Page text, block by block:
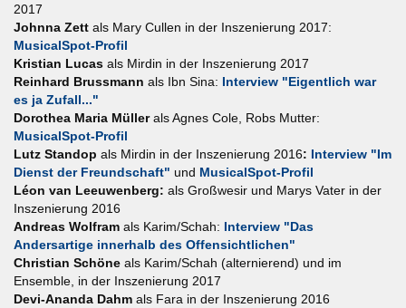
2017
Johnna Zett als Mary Cullen in der Inszenierung 2017:
MusicalSpot-Profil
Kristian Lucas als Mirdin in der Inszenierung 2017
Reinhard Brussmann als Ibn Sina: Interview "Eigentlich war
es ja Zufall..."
Dorothea Maria Müllerals Agnes Cole, Robs Mutter:
MusicalSpot-Profil
Lutz Standop als Mirdin in der Inszenierung 2016: Interview "Im
Dienst der Freundschaft" und MusicalSpot-Profil
Léon van Leeuwenberg: als Großwesir und Marys Vater in der
Inszenierung 2016
Andreas Wolfram als Karim/Schah: Interview "Das
Andersartige innerhalb des Offensichtlichen"
Christian Schöne als Karim/Schah (alternierend) und im
Ensemble, in der Inszenierung 2017
Devi-Ananda Dahm als Fara in der Inszenierung 2016